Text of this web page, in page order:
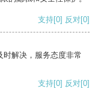
支持[0] 反对[0]
时解决，服务态度非常
支持[0] 反对[0]